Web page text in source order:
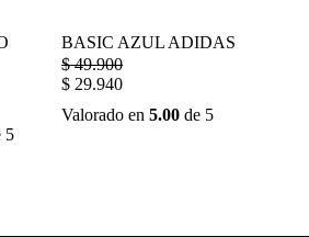
5
BASIC AZUL ADIDAS
$49.900
$ 29.940
Valorado en5.00 de 5